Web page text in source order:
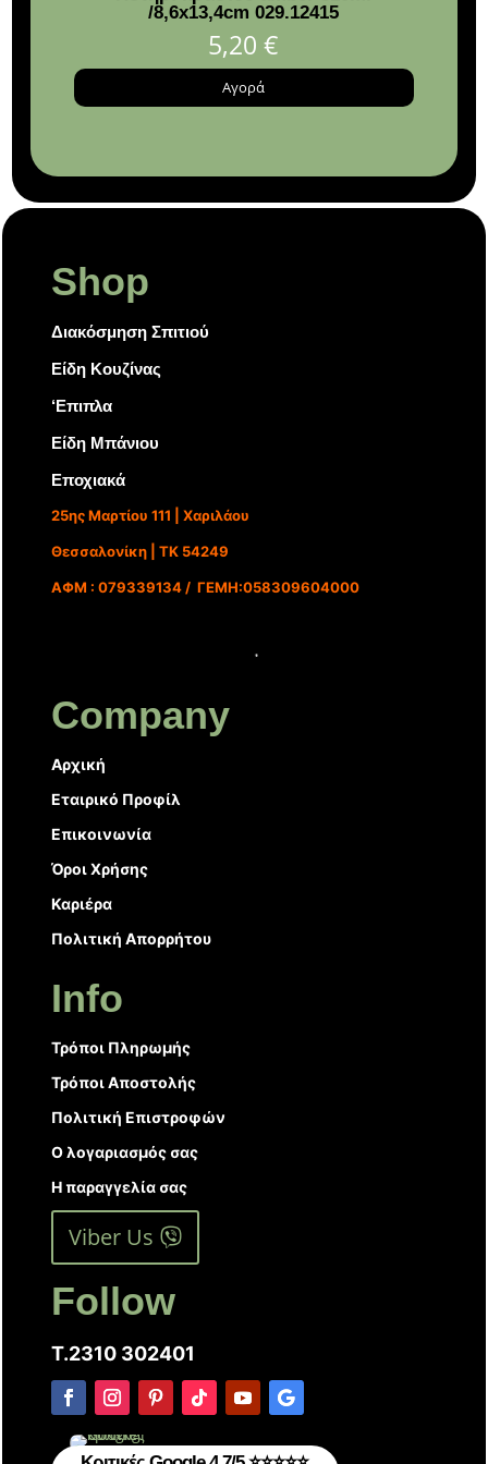
/8,6x13,4cm 029.12415
5,20€
Αγορά
Shop
Διακόσμηση Σπιτιού
Είδη Κουζίνας
‘Επιπλα
Είδη Μπάνιου
Εποχιακά
25ης Μαρτίου 111 | Χαριλάου
Θεσσαλονίκη | ΤΚ 54249
ΑΦΜ : 079339134 / ΓΕΜΗ:058309604000
Company
Αρχική
Εταιρικό Προφίλ
Επικοινωνία
Όροι Χρήσης
Καριέρα
Πολιτική Απορρήτου
Info
Τρόποι Πληρωμής
Τρόποι Αποστολής
Πολιτική Επιστροφών
Ο λογαριασμός σας
Η παραγγελία σας
Viber Us
Follow
T.2310 302401